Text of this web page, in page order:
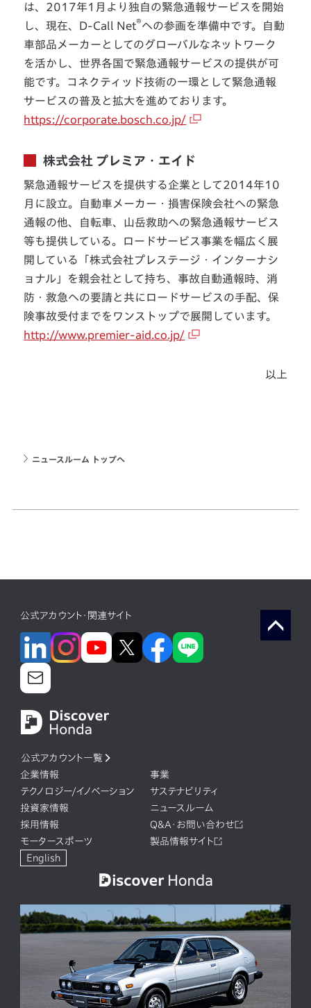
は、2017年1月より独自の緊急通報サービスを開始
し、現在、D-Call Net®への参画を準備中です。自動
車部品メーカーとしてのグローバルなネットワーク
を活かし、世界各国で緊急通報サービスの提供が可
能です。コネクティッド技術の一環として緊急通報
サービスの普及と拡大を進めております。
https://corporate.bosch.co.jp/
株式会社 プレミア・エイド
緊急通報サービスを提供する企業として2014年10
月に設立。自動車メーカー・損害保険会社への緊急
通報の他、自転車、山岳救助への緊急通報サービス
等も提供している。ロードサービス事業を幅広く展
開している「株式会社プレステージ・インターナシ
ョナル」を親会社として持ち、事故自動通報時、消
防・救急への要請と共にロードサービスの手配、保
険事故受付までをワンストップで展開しています。
http://www.premier-aid.co.jp/
以上
ニュースルーム トップへ
公式アカウント・関連サイト
公式アカウント一覧
企業情報
事業
テクノロジー/イノベーション
サステナビリティ
投資家情報
ニュースルーム
採用情報
Q&A・お問い合わせ
モータースポーツ
製品情報サイト
English